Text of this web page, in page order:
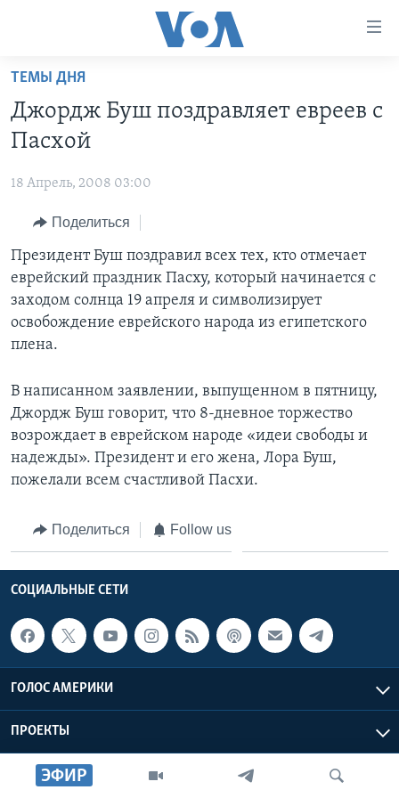
Перейти
основной
контент
навигации
Перейти
поиск
ПРОГРАММЫ
НОВОСТИ ЗА МИНУТУ
ИТОГИ
ПОЧЕМУ ЭТО ВАЖНО?
ДИСКУССИЯ VOA
ДЕТАЛИ
НЬЮ-ЙОРК NEW YORK
УЧИМ АНГЛИЙСКИЙ
НАША АМЕРИКАНСКАЯ ИСТОРИЯ
А КАК В АМЕРИКЕ?
АРТЕФАКТЫ
АМЕРИКАНСКИЕ ГОРОДКИ
ТЕСТЫ
ЭКСПЕРТИЗА
ИНТЕРВЬЮ
ФАКТЫ ПРОТИВ ФЕЙКОВ
ЗА СВОБОДУ ПРЕССЫ
УЧИМ АНГЛИЙСКИЙ
ВИДЕО
ПОДПИСКА НА НОВОСТИ
Learning English
СОЦИАЛЬНЫЕ СЕТИ
ЭФИР
ТЕМЫ ДНЯ
Джордж Буш поздравляет евреев с
Пасхой
18 Апрель, 2008 03:00
Поделиться
Президент Буш поздравил всех тех, кто отмечает
еврейский праздник Пасху, который начинается с
заходом солнца 19 апреля и символизирует
освобождение еврейского народа из египетского
плена.
В написанном заявлении, выпущенном в пятницу,
Джордж Буш говорит, что 8-дневное торжество
возрождает в еврейском народе «идеи свободы и
надежды». Президент и его жена, Лора Буш,
пожелали всем счастливой Пасхи.
Поделиться Follow us
СОЦИАЛЬНЫЕ СЕТИ
ГОЛОС АМЕРИКИ
ПРОЕКТЫ